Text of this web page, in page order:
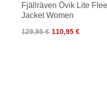
Fjällräven Övik Lite
Jacket Women
129,95 € 110,95 €